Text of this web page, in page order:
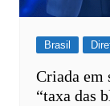
Brasil
Criada em
“taxa das